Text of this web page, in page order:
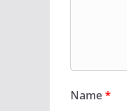
Name*